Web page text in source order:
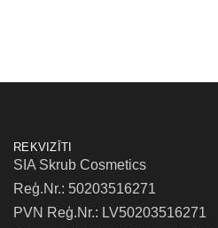
REKVIZĪTI
SIA Skrub Cosmetics
Reģ.Nr.: 50203516271
PVN Reģ.Nr.: LV50203516271